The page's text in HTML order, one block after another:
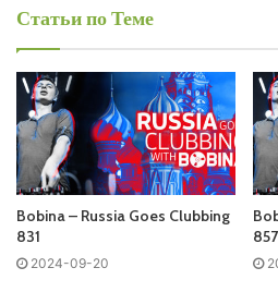
Bobina - Russia Goes Clubbing
Запись
Слушай и добавляй плейлист
Tracklist:
Статьи по Теме
Bobina – Russia Goes Clubbing
831
2024-09-20
857